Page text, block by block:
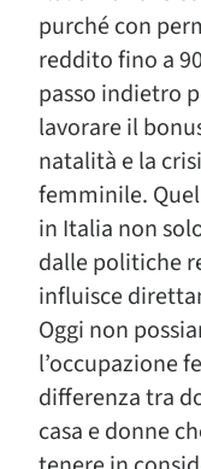
purché con
reddito fino a
passo indietro
lavorare il
natalità e la
femminile.
in Italia non
dalle politiche
influisce
Oggi non
l’occupazione
differenza tra
casa e donne